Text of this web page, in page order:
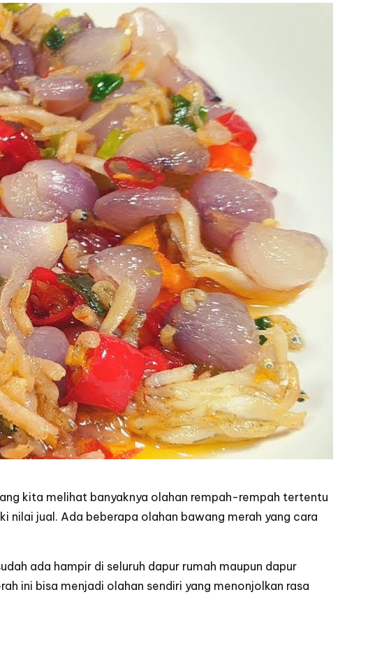
kita melihat banyaknya olahan rempah-rempah tertentu
nilai jual. Ada beberapa olahan bawang merah yang cara
ada hampir di seluruh dapur rumah maupun dapur
ini bisa menjadi olahan sendiri yang menonjolkan rasa